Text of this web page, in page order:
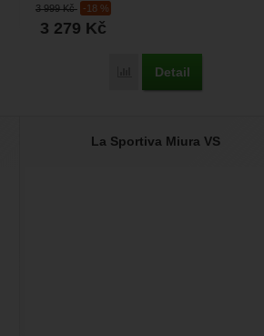
3 999Kč -18 %
3 279 Kč
Porovnat
Detail
La Sportiva Miura VS